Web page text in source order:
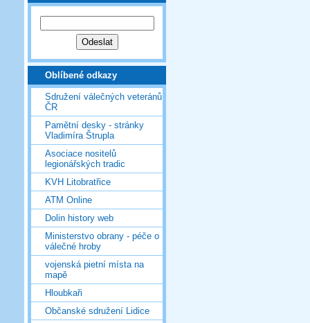
Oblíbené odkazy
Sdružení válečných veteránů
ČR
Pamětní desky - stránky
Vladimíra Štrupla
Asociace nositelů
legionářských tradic
KVH Litobratřice
ATM Online
Dolin history web
Ministerstvo obrany - péče o
válečné hroby
vojenská pietní místa na
mapě
Hloubkaři
Občanské sdružení Lidice